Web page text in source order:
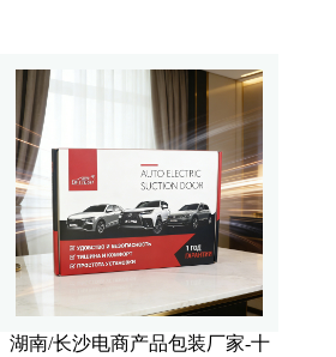
湖南/长沙电商产品包装厂家-十